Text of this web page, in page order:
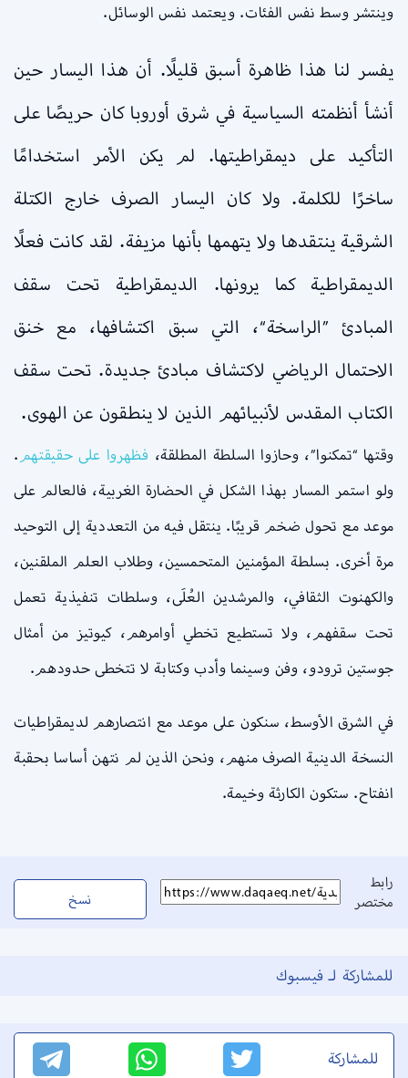
وينتشر وسط نفس الفئات. ويعتمد نفس الوسائل.
يفسر لنا هذا ظاهرة أسبق قليلًا. أن هذا اليسار حين
أنشأ أنظمته السياسية في شرق أوروبا كان حريصًا على
التأكيد على ديمقراطيتها. لم يكن الأمر استخدامًا
ساخرًا للكلمة. ولا كان اليسار الصرف خارج الكتلة
الشرقية ينتقدها ولا يتهمها بأنها مزيفة. لقد كانت فعلًا
الديمقراطية كما يرونها. الديمقراطية تحت سقف
المبادئ ”الراسخة“، التي سبق اكتشافها، مع خنق
الاحتمال الرياضي لاكتشاف مبادئ جديدة. تحت سقف
الكتاب المقدس لأنبيائهم الذين لا ينطقون عن الهوى.
وقتها “تمكنوا”، وحازوا السلطة المطلقة، فظهروا على حقيقتهم .
ولو استمر المسار بهذا الشكل في الحضارة الغربية، فالعالم على
موعد مع تحول ضخم قريبًا. ينتقل فيه من التعددية إلى التوحيد
مرة أخرى. بسلطة المؤمنين المتحمسين، وطلاب العلم الملقنين،
والكهنوت الثقافي، والمرشدين العُلَى، وسلطات تنفيذية تعمل
تحت سقفهم، ولا تستطيع تخطي أوامرهم، كيوتيز من أمثال
جوستين ترودو، وفن وسينما وأدب وكتابة لا تتخطى حدودهم.
في الشرق الأوسط، سنكون على موعد مع انتصارهم لديمقراطيات
النسخة الدينية الصرف منهم، ونحن الذين لم نتهن أساسا بحقبة
انفتاح. ستكون الكارثة وخيمة.
رابط
مختصر
نسخ
للمشاركة لـ فيسبوك
للمشاركة